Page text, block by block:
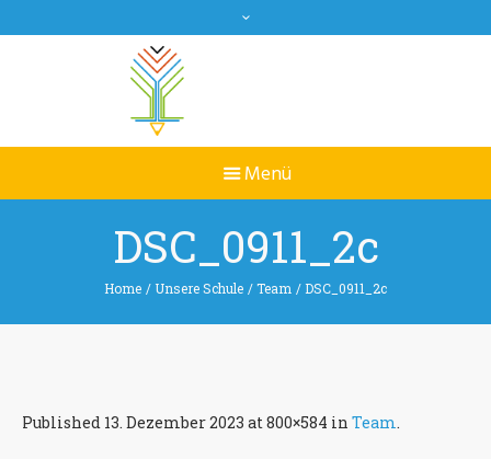
DSC_0911_2c
Home / Unsere Schule /Team /DSC_0911_2c
Published 13. Dezember 2023 at 800×584 in Team.